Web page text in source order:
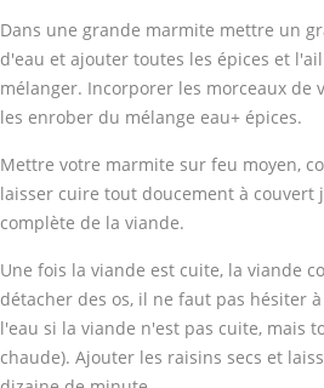
Dans une grande marmite mettre un
d'eau et ajouter toutes les épices et
mélanger. Incorporer les morceaux de
les enrober du mélange eau+ épices.
Mettre votre marmite sur feu moyen,
laisser cuire tout doucement à couvert
complète de la viande.
Une fois la viande est cuite, la viande
détacher des os, il ne faut pas hésiter
l'eau si la viande n'est pas cuite, mais
chaude). Ajouter les raisins secs et